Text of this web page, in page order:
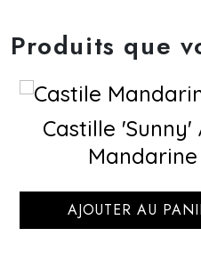
Produits que
Castille 'Sunny'
Mandarine
AJOUTER AU